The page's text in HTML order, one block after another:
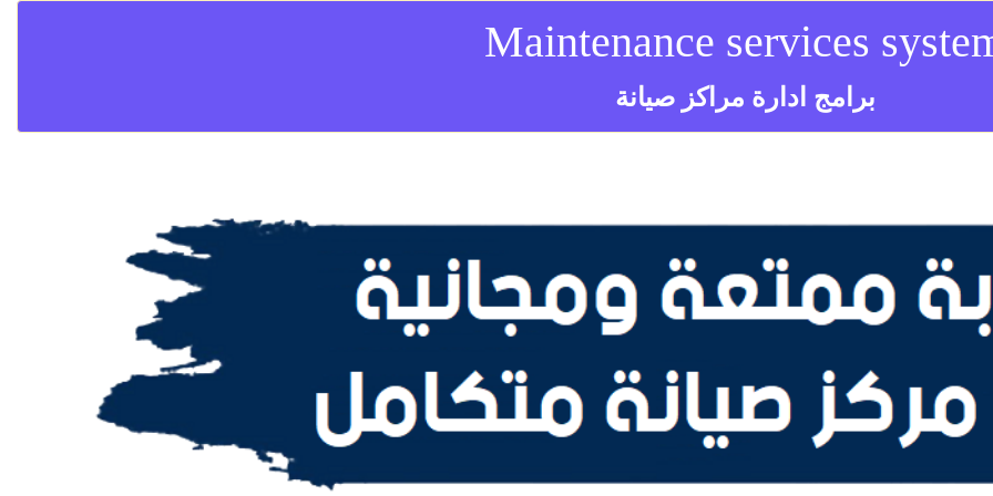
Maintenance services
برامج ادارة مراكز صيانة